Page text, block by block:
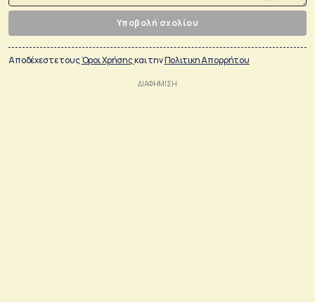
Υποβολή σχολίου
Αποδέχεστε τουςΌροι Χρήσηςκαι τηνΠολιτικη Απορρήτου